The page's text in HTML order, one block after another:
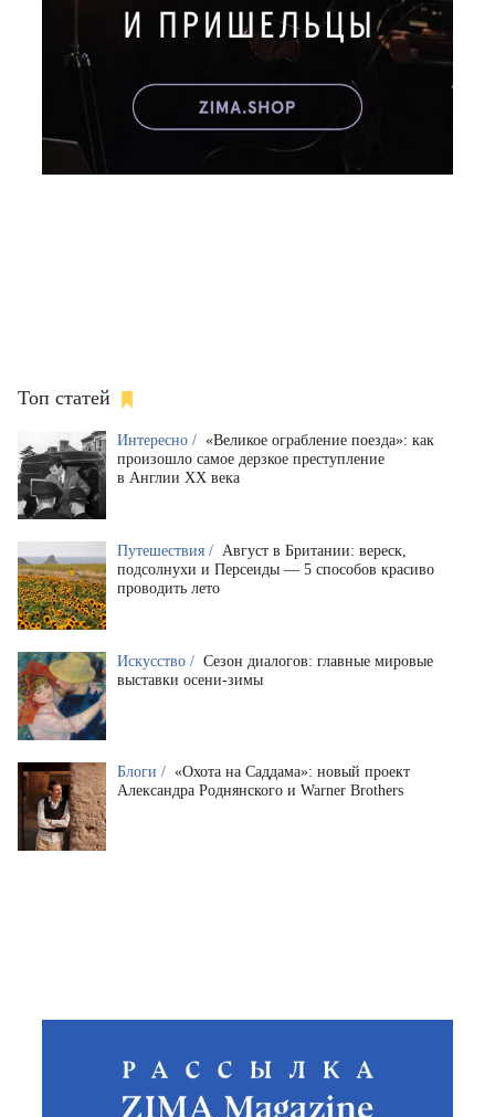
Топ статей
Интересно / «Великое ограбление поезда»: как
произошло самое дерзкое преступление
в Англии XX века
Путешествия / Август в Британии: вереск,
подсолнухи и Персеиды — 5 способов красиво
проводить лето
Искусство / Сезон диалогов: главные мировые
выставки осени-зимы
Блоги / «Охота на Саддама»: новый проект
Александра Роднянского и Warner Brothers